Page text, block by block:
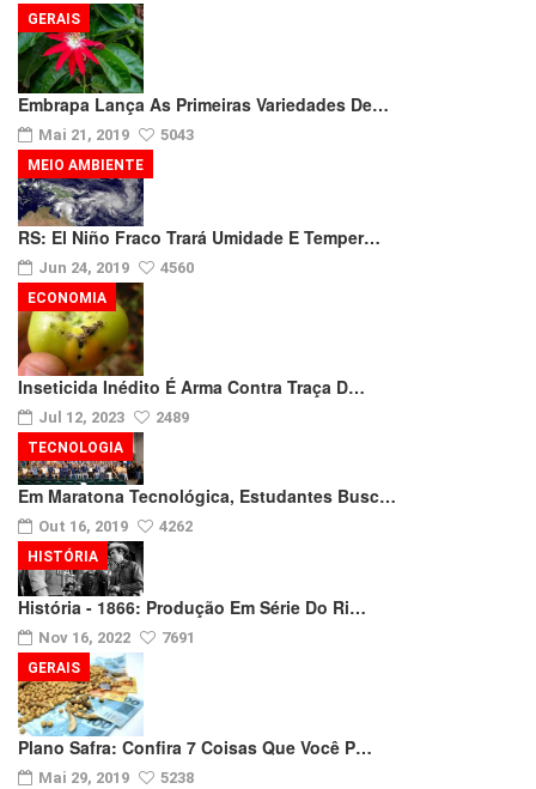
Embrapa Lança As Primeiras Variedades De…
Mai 21, 2019 5043
GERAIS
RS: El Niño Fraco Trará Umidade E Temper…
Jun 24, 2019 4560
MEIO AMBIENTE
Inseticida Inédito É Arma Contra Traça D…
Jul 12, 2023 2489
ECONOMIA
Em Maratona Tecnológica, Estudantes Busc…
Out 16, 2019 4262
TECNOLOGIA
História - 1866: Produção Em Série Do Ri…
Nov 16, 2022 7691
HISTÓRIA
Plano Safra: Confira 7 Coisas Que Você P…
Mai 29, 2019 5238
GERAIS